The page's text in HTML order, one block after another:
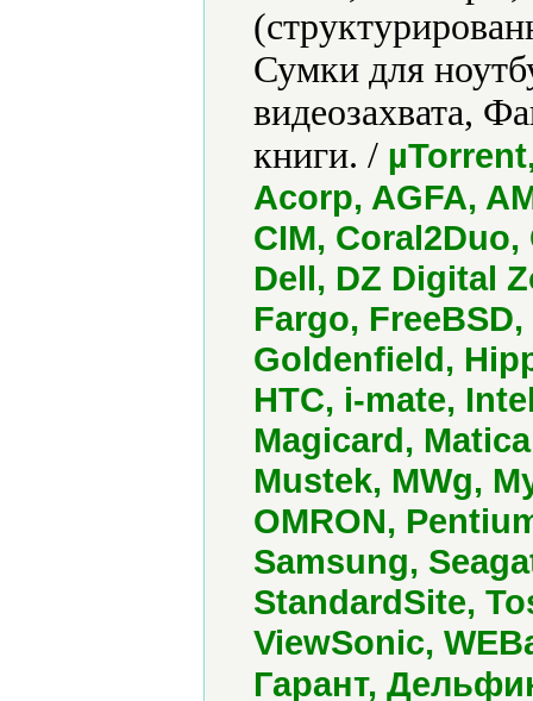
Сумки для
видеозахвата,
книги. /
Acorp, AGFA,
CIM,
Dell, DZ Digital
Fargo,
Goldenfield,
HTC, i-mate,
Magicard,
Mustek, MWg,
OMRON,
Samsung,
StandardSite,
ViewSonic,
Гарант,